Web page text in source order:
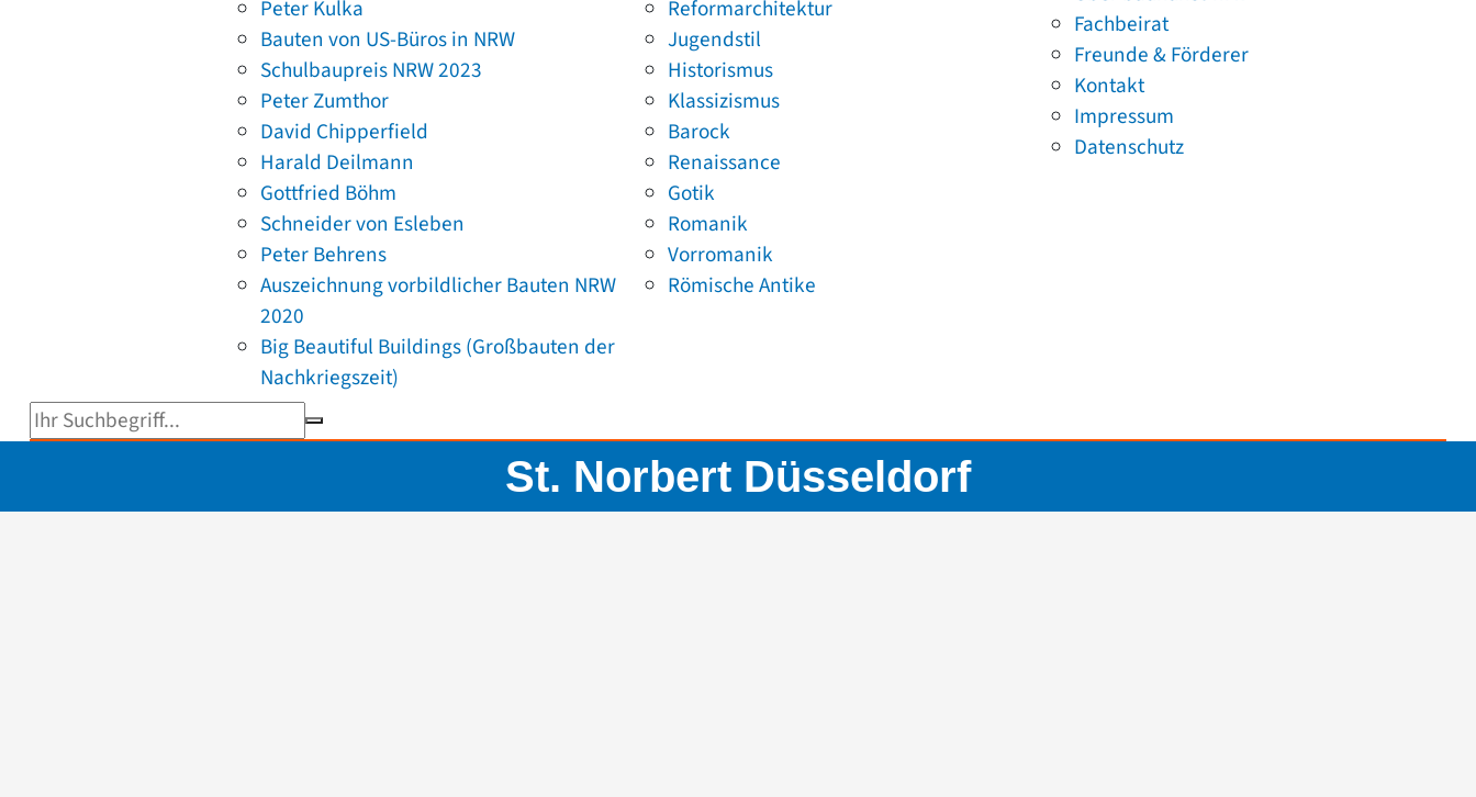
Peter Kulka
Bauten von US-Büros in NRW
Schulbaupreis NRW 2023
Peter Zumthor
David Chipperfield
Harald Deilmann
Gottfried Böhm
Schneider von Esleben
Peter Behrens
Auszeichnung vorbildlicher Bauten NRW
2020
Big Beautiful Buildings (Großbauten der
Nachkriegszeit)
Reformarchitektur
Jugendstil
Historismus
Klassizismus
Barock
Renaissance
Gotik
Romanik
Vorromanik
Römische Antike
Fachbeirat
Freunde & Förderer
Kontakt
Impressum
Datenschutz
Suchbegriff eingeben
St. Norbert Düsseldorf